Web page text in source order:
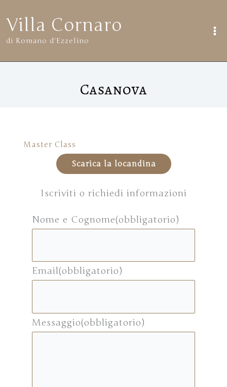
contenuto
Villa Cornaro
di Romano d'Ezzelino
Casanova
Master Class
Scarica la locandina
Iscriviti o richiedi informazioni
Nome e Cognome(obbligatorio)
Email(obbligatorio)
Messaggio(obbligatorio)